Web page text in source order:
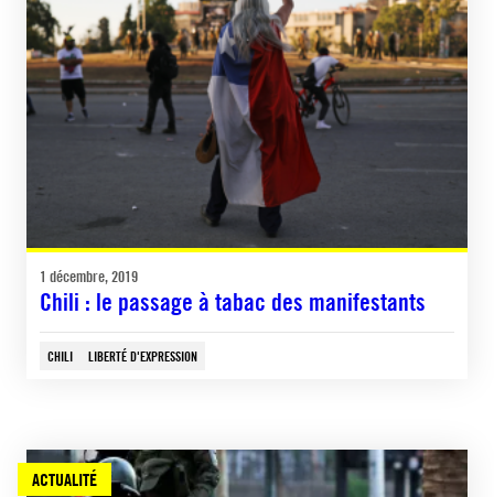
1 décembre, 2019
Chili : le passage à tabac des manifestants
CHILI LIBERTÉ D'EXPRESSION
ACTUALITÉ